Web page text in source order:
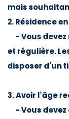
mais
2. Résidence
- Vous devez
et régulière.
disposer d'un
3. Avoir l'âge
- Vous devez